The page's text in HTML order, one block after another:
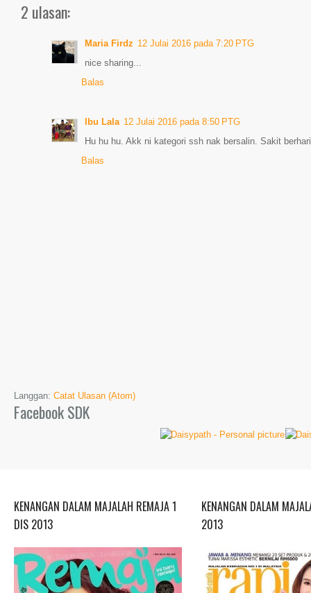
2 ulasan:
Maria Firdz 12 Julai 2016 pada 7:20 PTG
nice sharing...
Balas
Ibu Lala 12 Julai 2016 pada 8:50 PTG
Hu hu hu. Akk ni kategori ssh nak bersalin. Sakit
Balas
Langgan: Catat Ulasan (Atom)
Facebook SDK
KENANGAN DALAM MAJALAH REMAJA 1
DIS 2013
KENANGAN DALAM
2013